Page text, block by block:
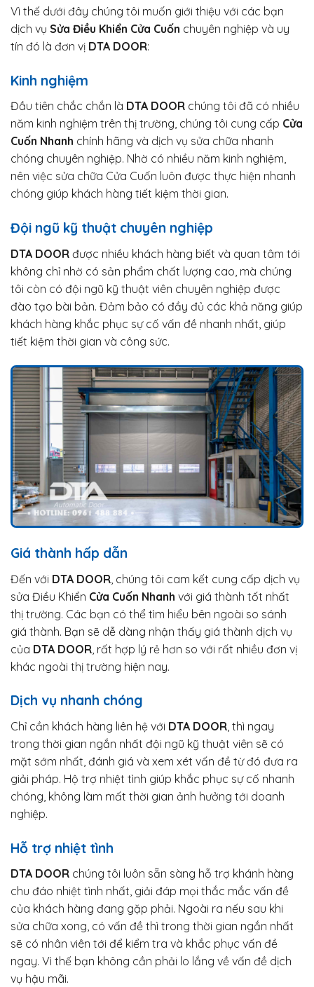
Vì thế dưới đây chúng tôi muốn giới thiệu với các bạn
dịch vụ Sửa Điều Khiển Cửa Cuốn chuyên nghiệp và uy
tín đó là đơn vị DTA DOOR:
Kinh nghiệm
Đầu tiên chắc chắn là DTA DOOR chúng tôi đã có nhiều
năm kinh nghiệm trên thị trường, chúng tôi cung cấp Cửa
Cuốn Nhanh chính hãng và dịch vụ sửa chữa nhanh
chóng chuyên nghiệp. Nhờ có nhiều năm kinh nghiệm,
nên việc sửa chữa Cửa Cuốn luôn được thực hiện nhanh
chóng giúp khách hàng tiết kiệm thời gian.
Đội ngũ kỹ thuật chuyên nghiệp
DTA DOOR được nhiều khách hàng biết và quan tâm tới
không chỉ nhờ có sản phẩm chất lượng cao, mà chúng
tôi còn có đội ngũ kỹ thuật viên chuyên nghiệp được
đào tạo bài bản. Đảm bảo có đầy đủ các khả năng giúp
khách hàng khắc phục sự cố vấn đề nhanh nhất, giúp
tiết kiệm thời gian và công sức.
Giá thành hấp dẫn
Đến với DTA DOOR , chúng tôi cam kết cung cấp dịch vụ
sửa Điều Khiển Cửa Cuốn Nhanh với giá thành tốt nhất
thị trường. Các bạn có thể tìm hiểu bên ngoài so sánh
giá thành. Bạn sẽ dễ dàng nhận thấy giá thành dịch vụ
của DTA DOOR , rất hợp lý rẻ hơn so với rất nhiều đơn vị
khác ngoài thị trường hiện nay.
Dịch vụ nhanh chóng
Chỉ cần khách hàng liên hệ với DTA DOOR , thì ngay
trong thời gian ngắn nhất đội ngũ kỹ thuật viên sẽ có
mặt sớm nhất, đánh giá và xem xét vấn đề từ đó đưa ra
giải pháp. Hộ trợ nhiệt tình giúp khắc phục sự cố nhanh
chóng, không làm mất thời gian ảnh hưởng tới doanh
nghiệp.
Hỗ trợ nhiệt tình
DTA DOOR chúng tôi luôn sẵn sàng hỗ trợ khánh hàng
chu đáo nhiệt tình nhất, giải đáp mọi thắc mắc vấn đề
của khách hàng đang gặp phải. Ngoài ra nếu sau khi
sửa chữa xong, có vấn đề thì trong thời gian ngắn nhất
sẽ có nhân viên tới để kiểm tra và khắc phục vấn đề
ngay. Vì thế bạn không cần phải lo lắng về vấn đề dịch
vụ hậu mãi.